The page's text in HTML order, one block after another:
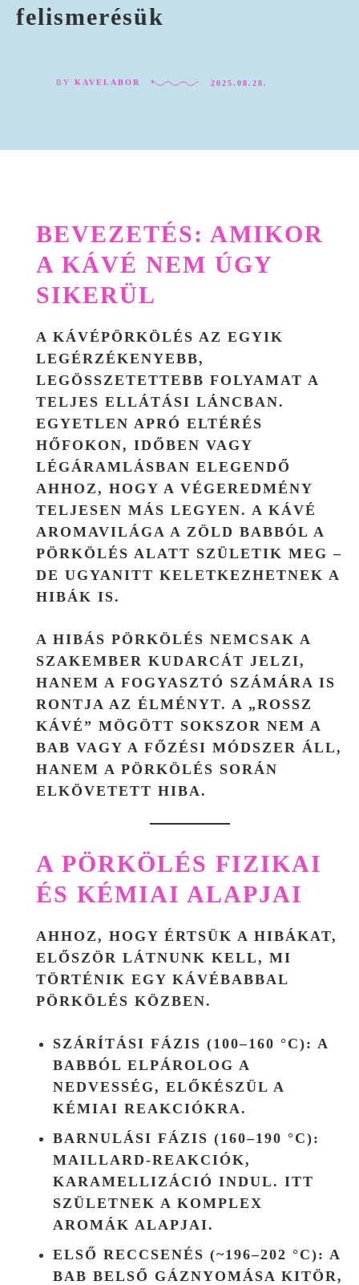
felismerésük
BY KAVELABOR 2025.08.28.
BEVEZETÉS: AMIKOR
A KÁVÉ NEM ÚGY
SIKERÜL
A KÁVÉPÖRKÖLÉS AZ EGYIK
LEGÉRZÉKENYEBB,
LEGÖSSZETETTEBB FOLYAMAT A
TELJES ELLÁTÁSI LÁNCBAN.
EGYETLEN APRÓ ELTÉRÉS
HŐFOKON, IDŐBEN VAGY
LÉGÁRAMLÁSBAN ELEGENDŐ
AHHOZ, HOGY A VÉGEREDMÉNY
TELJESEN MÁS LEGYEN. A KÁVÉ
AROMAVILÁGA A ZÖLD BABBÓL A
PÖRKÖLÉS ALATT SZÜLETIK MEG –
DE UGYANITT KELETKEZHETNEK A
HIBÁK IS.
A HIBÁS PÖRKÖLÉS NEMCSAK A
SZAKEMBER KUDARCÁT JELZI,
HANEM A FOGYASZTÓ SZÁMÁRA IS
RONTJA AZ ÉLMÉNYT. A „ROSSZ
KÁVÉ” MÖGÖTT SOKSZOR NEM A
BAB VAGY A FŐZÉSI MÓDSZER ÁLL,
HANEM A PÖRKÖLÉS SORÁN
ELKÖVETETT HIBA.
A PÖRKÖLÉS FIZIKAI
ÉS KÉMIAI ALAPJAI
AHHOZ, HOGY ÉRTSÜK A HIBÁKAT,
ELŐSZÖR LÁTNUNK KELL, MI
TÖRTÉNIK EGY KÁVÉBABBAL
PÖRKÖLÉS KÖZBEN.
SZÁRÍTÁSI FÁZIS (100–160 °C): A
BABBÓL ELPÁROLOG A
NEDVESSÉG, ELŐKÉSZÜL A
KÉMIAI REAKCIÓKRA.
BARNULÁSI FÁZIS (160–190 °C):
MAILLARD-REAKCIÓK,
KARAMELLIZÁCIÓ INDUL. ITT
SZÜLETNEK A KOMPLEX
AROMÁK ALAPJAI.
ELSŐ RECCSENÉS (~196–202 °C): A
BAB BELSŐ GÁZNYOMÁSA KITÖR,